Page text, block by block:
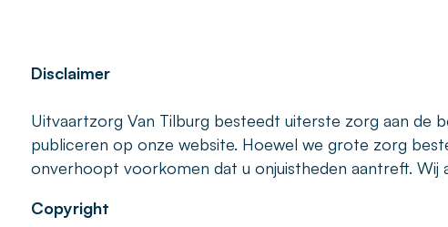
Disclaimer
Uitvaartzorg Van Tilburg besteedt uiterste zorg aan de
publiceren op onze website. Hoewel we grote zorg
onverhoopt voorkomen dat u onjuistheden aantreft. Wij
Copyright